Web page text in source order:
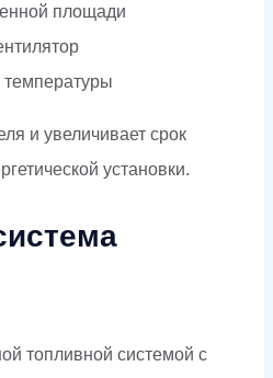
площади
температуры
и увеличивает срок
установки.
топливной системой с